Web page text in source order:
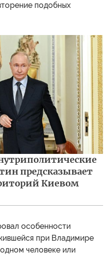
подобных
предсказывает
Киевом
особенности
при Владимире
человеке или